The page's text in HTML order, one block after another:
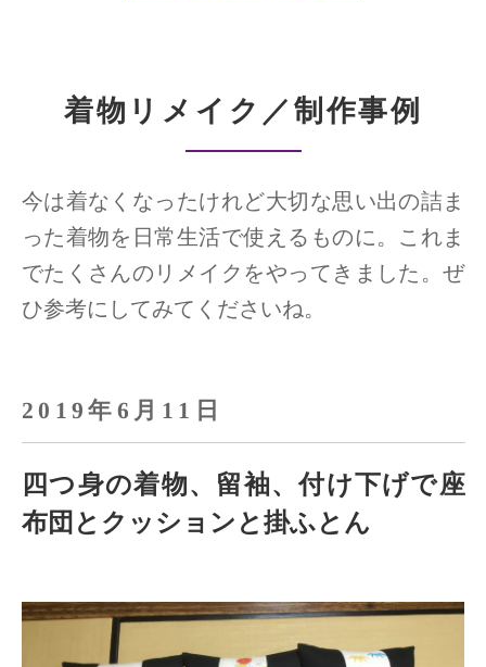
着物リメイク／制作事例
今は着なくなったけれど大切な思い出の詰ま
った着物を日常生活で使えるものに。 これま
でたくさんのリメイクをやってきました。ぜ
ひ参考にしてみてくださいね。
2019年6月11日
四つ身の着物、留袖、付け下げで座
布団とクッションと掛ふとん